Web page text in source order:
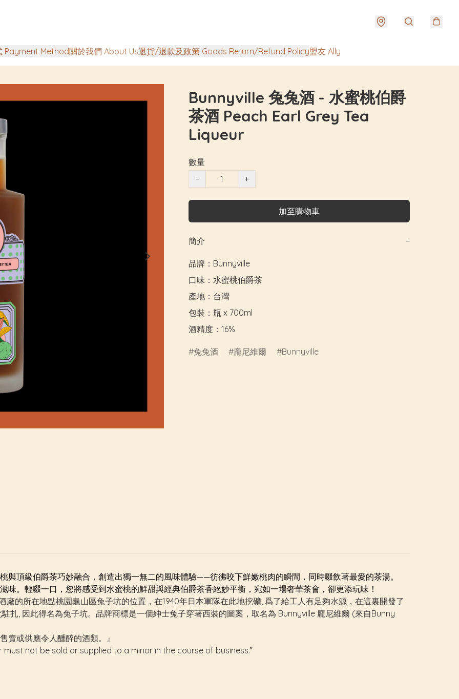
Payment Method關於我們 About Us退貨/退款及政策 Goods Return/Refund Policy盟友 Ally
Bunnyville 兔兔酒 - 水蜜桃伯爵
茶酒 Peach Earl Grey Tea
Liqueur
數量
−
+
加至購物車
簡介 −
品牌：Bunnyville
口味：水蜜桃伯爵茶
產地：台灣
包裝：瓶 x 700ml
酒精度：16%
兔兔酒 龐尼維爾 Bunnyville
與頂級伯爵茶巧妙融合，創造出獨一無二的風味體驗——彷彿咬下鮮嫩桃肉的瞬間，同時啜飲著最愛的茶湯。
味。輕啜一口，您將感受到水蜜桃的鮮甜與經典伯爵茶香絕妙平衡，宛如一場奢華茶會，卻更添玩味！
廠的所在地點桃園龜山區兔子坑的位置，在1940年日本軍隊在此地挖礦, 爲了給工人有足夠水源，在這裏開發了
扎, 因此得名為兔子坑。品牌商標是一個紳士兔子穿著西裝的圖案，取名為 Bunnyville 龐尼維爾 (來自Bunny
賣或供應令人醺醉的酒類。』
not be sold or supplied to a minor in the course of business.”